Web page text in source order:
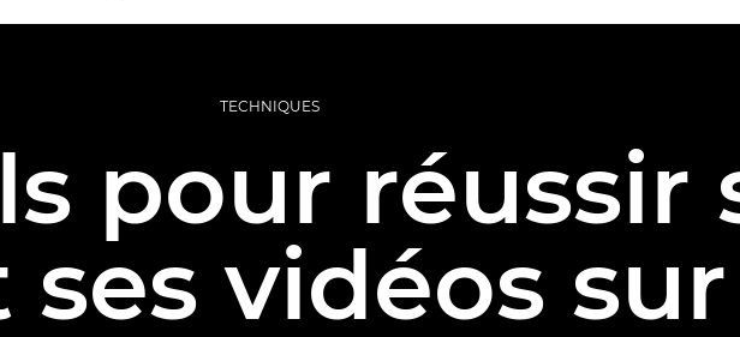
TECHNIQUES
pour réussir
ses vidéos